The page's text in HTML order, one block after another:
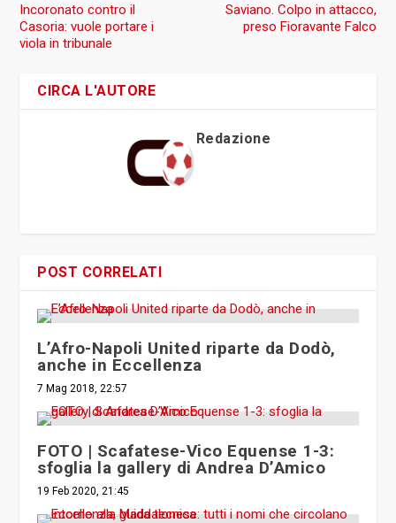
Incoronato contro il
Casoria: vuole portare i
viola in tribunale
Saviano. Colpo in attacco,
preso Fioravante Falco
CIRCA L'AUTORE
Redazione
POST CORRELATI
L’Afro-Napoli United riparte da Dodò,
anche in Eccellenza
7 Mag 2018, 22:57
FOTO | Scafatese-Vico Equense 1-3:
sfoglia la gallery di Andrea D’Amico
19 Feb 2020, 21:45